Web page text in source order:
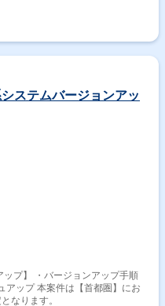
ステムバージョンアッ
プ】 ・バージョンアップ手順
都圏】にお
なります。